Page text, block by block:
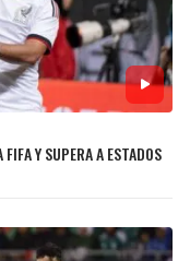
Y SUPERA A ESTADOS